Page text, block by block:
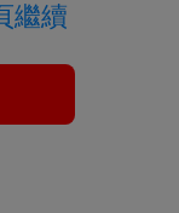
繼續